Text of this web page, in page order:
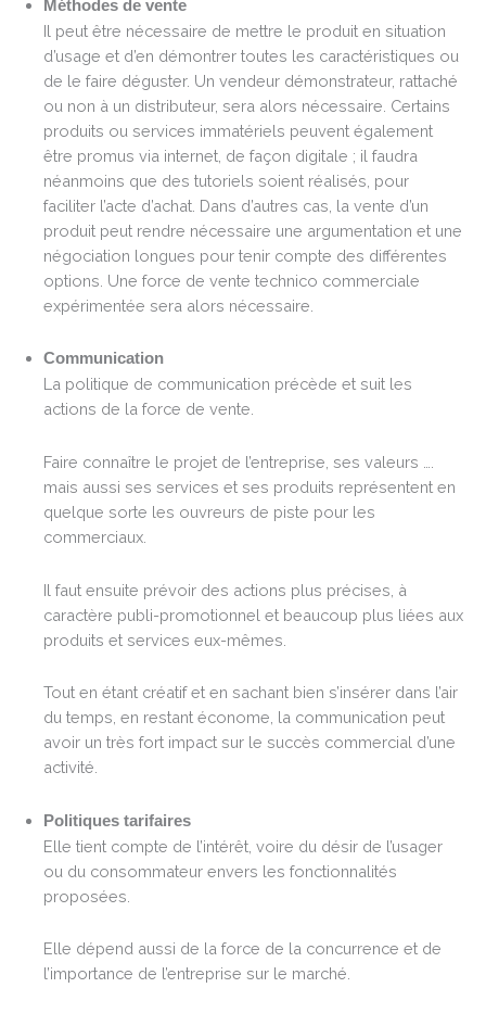
Méthodes de vente
Il peut être nécessaire de mettre le produit en situation
d’usage et d’en démontrer toutes les caractéristiques ou
de le faire déguster. Un vendeur démonstrateur, rattaché
ou non à un distributeur, sera alors nécessaire. Certains
produits ou services immatériels peuvent également
être promus via internet, de façon digitale ; il faudra
néanmoins que des tutoriels soient réalisés, pour
faciliter l’acte d’achat. Dans d’autres cas, la vente d’un
produit peut rendre nécessaire une argumentation et une
négociation longues pour tenir compte des différentes
options. Une force de vente technico commerciale
expérimentée sera alors nécessaire.
Communication
La politique de communication précède et suit les
actions de la force de vente.
Faire connaître le projet de l’entreprise, ses valeurs ….
mais aussi ses services et ses produits représentent en
quelque sorte les ouvreurs de piste pour les
commerciaux.
Il faut ensuite prévoir des actions plus précises, à
caractère publi-promotionnel et beaucoup plus liées aux
produits et services eux-mêmes.
Tout en étant créatif et en sachant bien s’insérer dans l’air
du temps, en restant économe, la communication peut
avoir un très fort impact sur le succès commercial d’une
activité.
Politiques tarifaires
Elle tient compte de l’intérêt, voire du désir de l’usager
ou du consommateur envers les fonctionnalités
proposées.
Elle dépend aussi de la force de la concurrence et de
l’importance de l’entreprise sur le marché.